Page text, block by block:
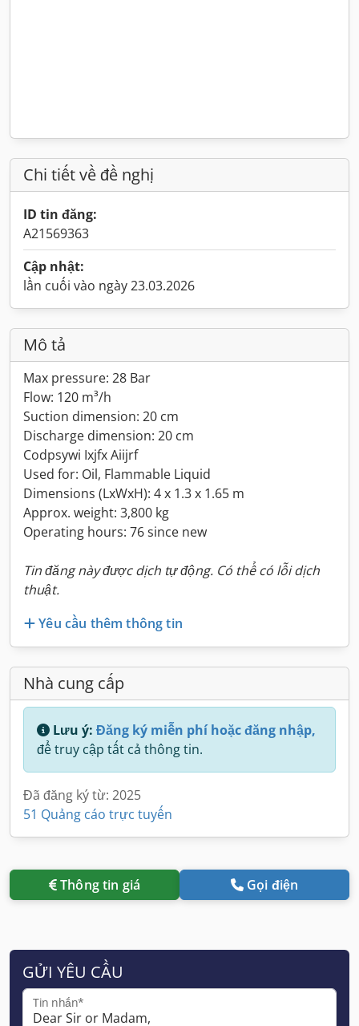
Chi tiết về đề nghị
ID tin đăng:
A21569363
Cập nhật:
lần cuối vào ngày 23.03.2026
Mô tả
Max pressure: 28 Bar
Flow: 120 m³/h
Suction dimension: 20 cm
Discharge dimension: 20 cm
Codpsywi Ixjfx Aiijrf
Used for: Oil, Flammable Liquid
Dimensions (LxWxH): 4 x 1.3 x 1.65 m
Approx. weight: 3,800 kg
Operating hours: 76 since new
Tin đăng này được dịch tự động. Có thể có lỗi dịch
thuật.
Yêu cầu thêm thông tin
Nhà cung cấp
Lưu ý: Đăng ký miễn phí hoặc đăng nhập,
để truy cập tất cả thông tin.
Đã đăng ký từ: 2025
51 Quảng cáo trực tuyến
Thông tin giá Gọi điện
GỬI YÊU CẦU
Tin nhắn*